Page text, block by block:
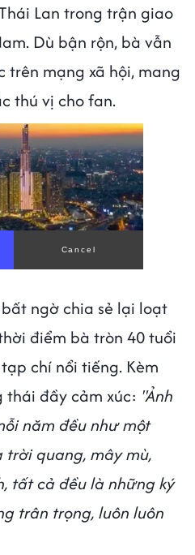
Lan trong trận giao
Dù bận rộn, bà vẫn
trên mạng xã hội, mang
thú vị cho fan.
Cancel
ngờ chia sẻ lại loạt
điểm bà tròn 40 tuổi
chí nổi tiếng. Kèm
đầy cảm xúc: "Ảnh
năm đều như một
trời quang, mây mù,
tất cả đều là những ký
trân trọng, luôn luôn